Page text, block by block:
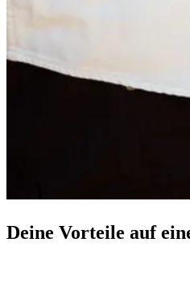
Deine Vorteile auf